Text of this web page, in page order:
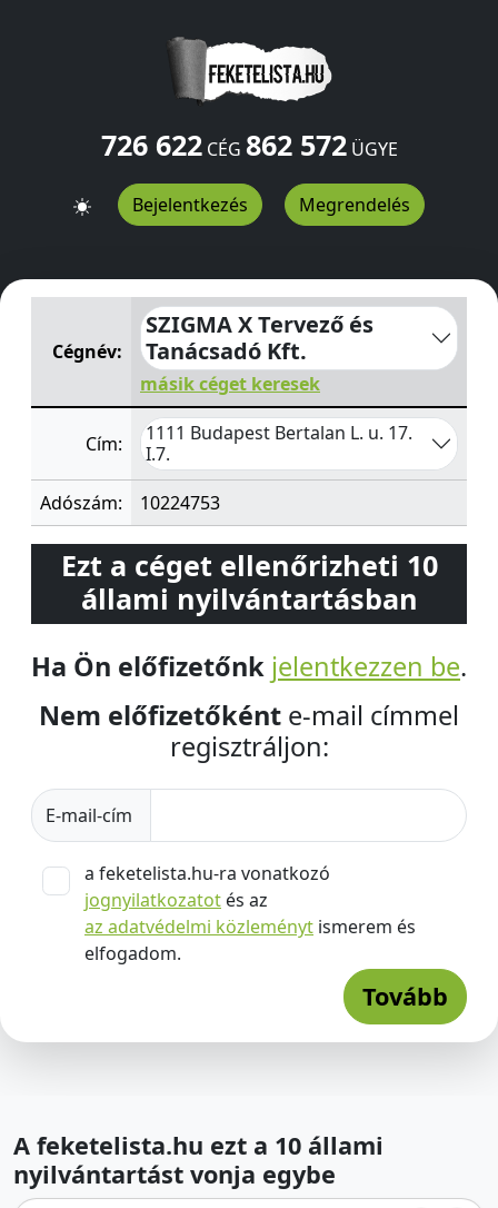
726 622CÉG 862 572ÜGYE
Bejelentkezés Megrendelés
SZIGMA X Tervező és Tanácsadó Kft.Bertalan L. u. 17.
Cégnév:
SZIGMA X Tervező és
Tanácsadó Kft.
másik céget keresek
Cím:
1111 Budapest Bertalan L. u. 17.
I.7.
Adószám:
10224753
Ezt a céget ellenőrizheti 10
állami nyilvántartásban
Ha Ön előfizetőnk jelentkezzen be.
Nem előfizetőként e-mail címmel
regisztráljon:
E-mail-cím
a feketelista.hu-ra vonatkozó
jognyilatkozatot és az
az adatvédelmi közleményt ismerem és
elfogadom.
Tovább
A feketelista.hu ezt a 10 állami
nyilvántartást vonja egybe